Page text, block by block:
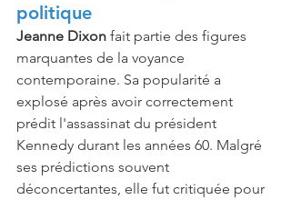
politique
Jeanne Dixon fait partie des figures
marquantes de la voyance
contemporaine. Sa popularité a
explosé après avoir correctement
prédit l'assassinat du président
Kennedy durant les années 60. Malgré
ses prédictions souvent
déconcertantes, elle fut critiquée pour